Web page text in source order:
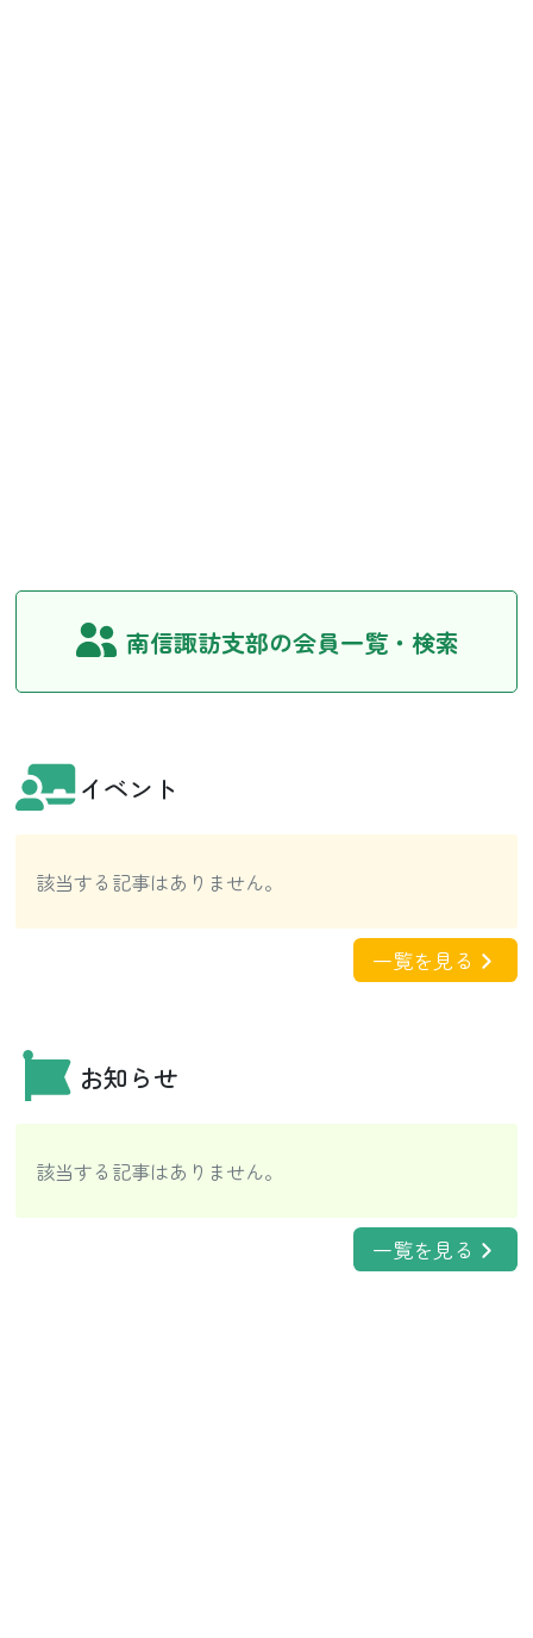
南信諏訪支部の会員一覧・検索
イベント
該当する記事はありません。
一覧を見る
お知らせ
該当する記事はありません。
一覧を見る